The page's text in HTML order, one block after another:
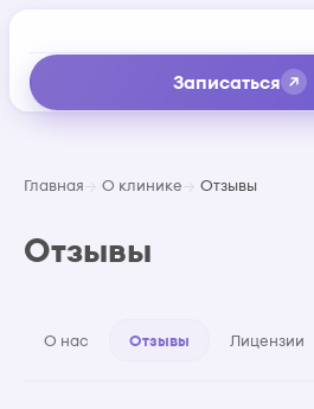
Записаться
Главная О клинике Отзывы
Отзывы
О нас Отзывы Лицензии